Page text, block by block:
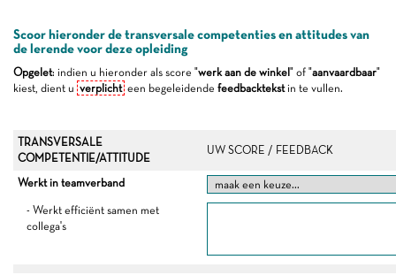
Scoor hieronder de transversale competenties en attitudes van
de lerende voor deze opleiding
Opgelet: indien u hieronder als score "werk aan de winkel " of "aanvaardbaar"
kiest, dient u verplicht een begeleidende feedbacktekstin te vullen.
TRANSVERSALE
COMPETENTIE/ATTITUDE
UW SCORE / FEEDBACK
Werkt in teamverband
- Werkt efficiënt samen met
collega's